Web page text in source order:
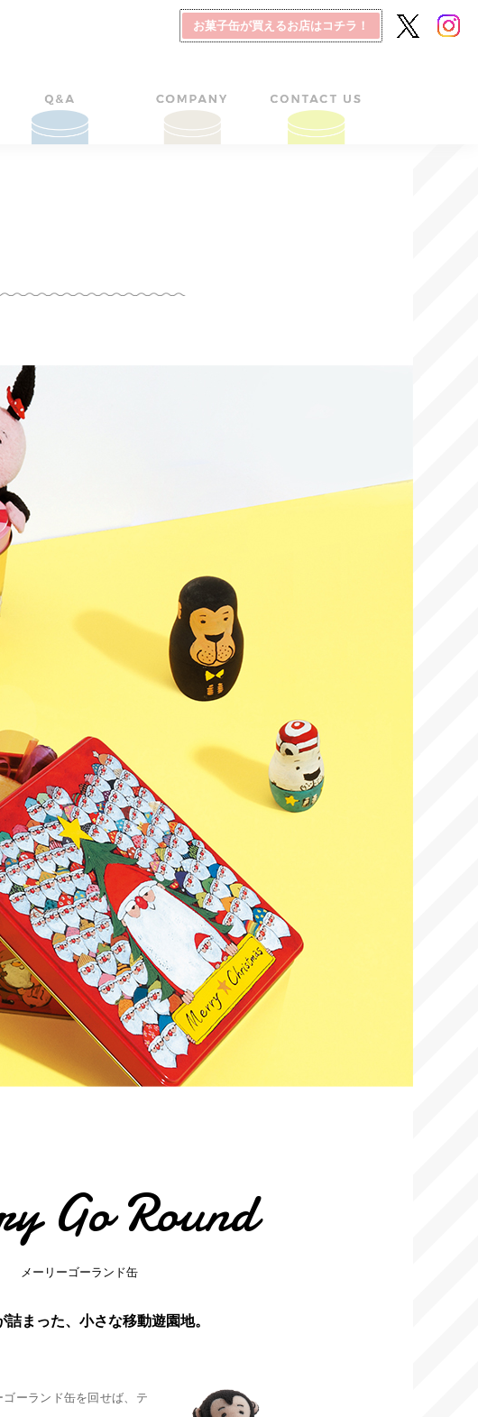
お菓子缶が買えるお店はコチラ！
Go Round
メーリーゴーランド缶
詰まった、小さな移動遊園地。
ーランド缶を回せば、テ